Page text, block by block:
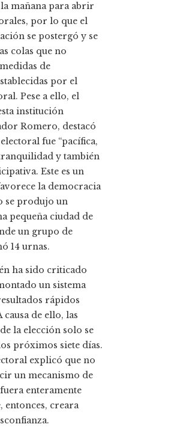
mañana para abrir
por lo que el
se postergó y se
colas que no
de
por el
Pese a ello, el
institución
Romero, destacó
fue “pacífica,
y también
Este es un
la democracia
se produjo un
pequeña ciudad de
un grupo de
14 urnas.
ha sido criticado
un sistema
rápidos
de ello, las
la elección solo se
próximos siete días.
explicó que no
un mecanismo de
enteramente
entonces, creara